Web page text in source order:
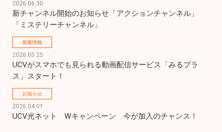
2026.06.30
新チャンネル開始のお知らせ「アクションチャンネル」
「ミステリーチャンネル」
新着情報
2026.05.25
UCVがスマホでも見られる動画配信サービス「みるプラ
ス」スタート！
お知らせ
2026.04.01
UCV光ネット　Wキャンペーン　今が加入のチャンス！